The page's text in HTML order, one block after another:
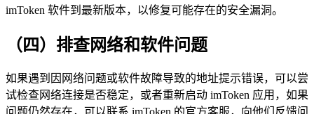
imToken 软件到最新版本，以修复可能存在的安全漏洞。
（四）排查网络和软件问题
如果遇到因网络问题或软件故障导致的地址提示错误，可以尝
试检查网络连接是否稳定，或者重新启动 imToken 应用，如果